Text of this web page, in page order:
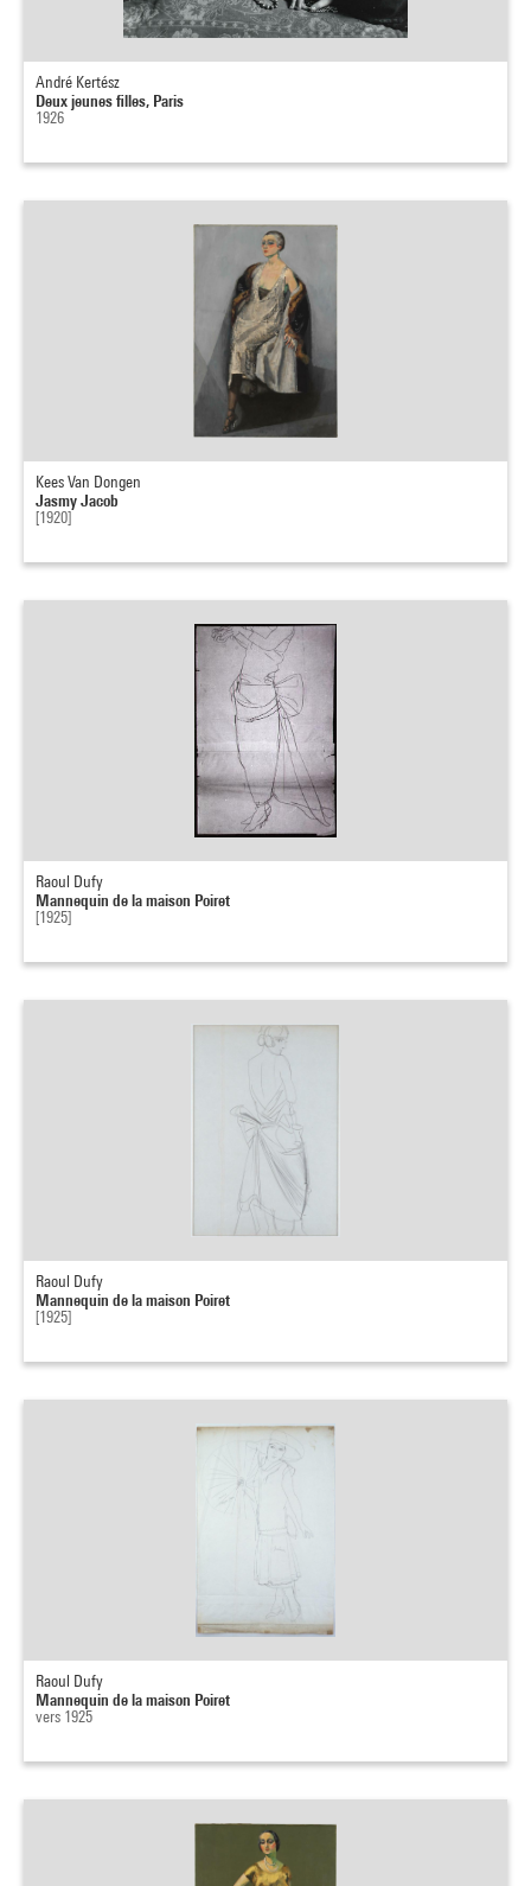
André Kertész
Deux jeunes filles, Paris
1926
Kees Van Dongen
Jasmy Jacob
[1920]
Raoul Dufy
Mannequin de la maison Poiret
[1925]
Raoul Dufy
Mannequin de la maison Poiret
[1925]
Raoul Dufy
Mannequin de la maison Poiret
vers 1925